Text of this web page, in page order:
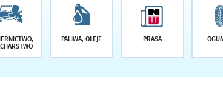
PALIWA, OLEJE PRASA